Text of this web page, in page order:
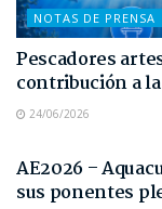
NOTAS DE PRENSA
Pescadores
contribución a
24/06/2026
AE2026 –
sus ponentes